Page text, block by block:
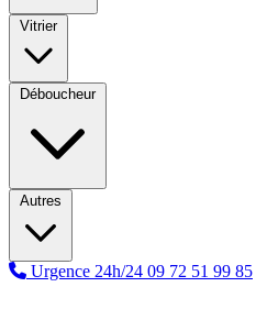
Vitrier
Déboucheur
Autres
Urgence 24h/24 09 72 51 99 85